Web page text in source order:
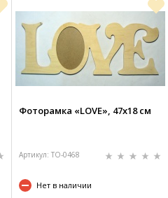
Фоторамка «LOVE», 47x18 см
Артикул: TO-0468
Нет в наличии